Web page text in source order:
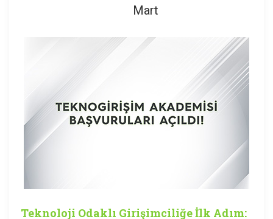
Mart
Teknoloji Odaklı Girişimciliğe İlk Adım: